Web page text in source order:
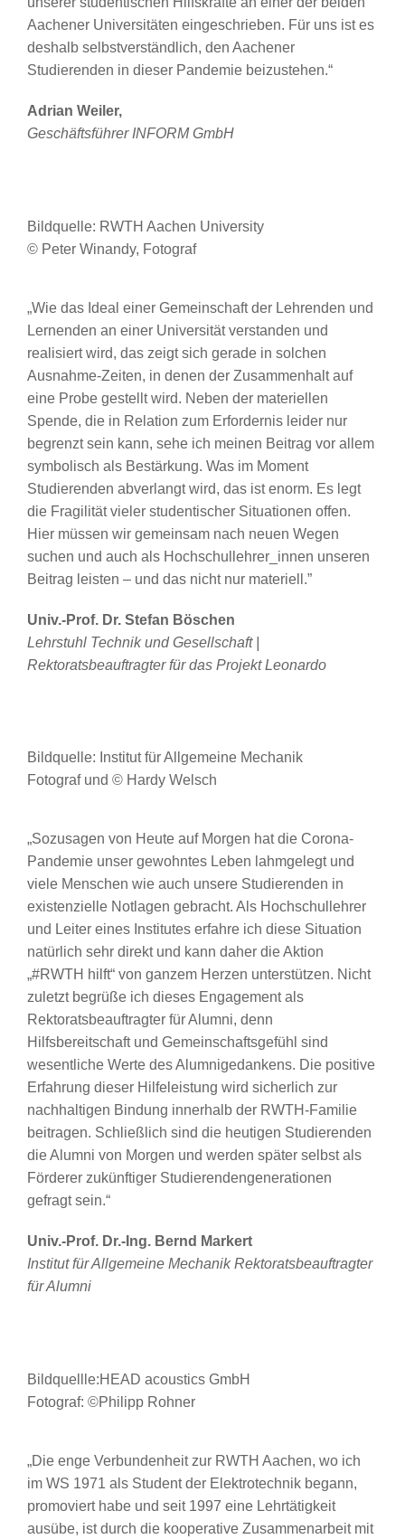
Aachener Universitäten eingeschrieben. Für uns ist es
deshalb selbstverständlich, den Aachener
Studierenden in dieser Pandemie beizustehen.“
Adrian Weiler,
Geschäftsführer INFORM GmbH
Bildquelle: RWTH Aachen University
© Peter Winandy, Fotograf
„Wie das Ideal einer Gemeinschaft der Lehrenden und
Lernenden an einer Universität verstanden und
realisiert wird, das zeigt sich gerade in solchen
Ausnahme-Zeiten, in denen der Zusammenhalt auf
eine Probe gestellt wird. Neben der materiellen
Spende, die in Relation zum Erfordernis leider nur
begrenzt sein kann, sehe ich meinen Beitrag vor allem
symbolisch als Bestärkung. Was im Moment
Studierenden abverlangt wird, das ist enorm. Es legt
die Fragilität vieler studentischer Situationen offen.
Hier müssen wir gemeinsam nach neuen Wegen
suchen und auch als Hochschullehrer_innen unseren
Beitrag leisten – und das nicht nur materiell.”
Univ.-Prof. Dr. Stefan Böschen
Lehrstuhl Technik und Gesellschaft |
Rektoratsbeauftragter für das Projekt Leonardo
Bildquelle: Institut für Allgemeine Mechanik
Fotograf und © Hardy Welsch
„Sozusagen von Heute auf Morgen hat die Corona-
Pandemie unser gewohntes Leben lahmgelegt und
viele Menschen wie auch unsere Studierenden in
existenzielle Notlagen gebracht. Als Hochschullehrer
und Leiter eines Institutes erfahre ich diese Situation
natürlich sehr direkt und kann daher die Aktion
„#RWTH hilft“ von ganzem Herzen unterstützen. Nicht
zuletzt begrüße ich dieses Engagement als
Rektoratsbeauftragter für Alumni, denn
Hilfsbereitschaft und Gemeinschaftsgefühl sind
wesentliche Werte des Alumnigedankens. Die positive
Erfahrung dieser Hilfeleistung wird sicherlich zur
nachhaltigen Bindung innerhalb der RWTH-Familie
beitragen. Schließlich sind die heutigen Studierenden
die Alumni von Morgen und werden später selbst als
Förderer zukünftiger Studierendengenerationen
gefragt sein.“
Univ.-Prof. Dr.-Ing. Bernd Markert
Institut für Allgemeine Mechanik Rektoratsbeauftragter
für Alumni
Bildquellle:HEAD acoustics GmbH
Fotograf: ©Philipp Rohner
„Die enge Verbundenheit zur RWTH Aachen, wo ich
im WS 1971 als Student der Elektrotechnik begann,
promoviert habe und seit 1997 eine Lehrtätigkeit
ausübe, ist durch die kooperative Zusammenarbeit mit